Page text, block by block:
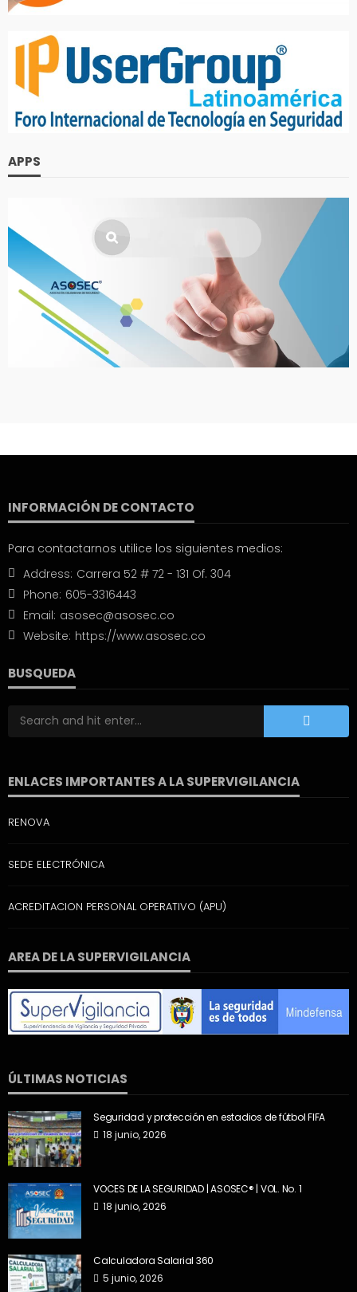
APPS
INFORMACIÓN DE CONTACTO
Para contactarnos utilice los siguientes medios:
Address: Carrera 52 # 72 - 131 Of. 304
Phone: 605-3316443
Email: asosec@asosec.co
Website: https://www.asosec.co
BUSQUEDA
ENLACES IMPORTANTES A LA SUPERVIGILANCIA
RENOVA
SEDE ELECTRÓNICA
ACREDITACION PERSONAL OPERATIVO (APU)
AREA DE LA SUPERVIGILANCIA
ÚLTIMAS NOTICIAS
Seguridad y protección en estadios de fútbol FIFA
18 junio, 2026
VOCES DE LA SEGURIDAD | ASOSEC® | VOL. No. 1
18 junio, 2026
Calculadora Salarial 360
5 junio, 2026